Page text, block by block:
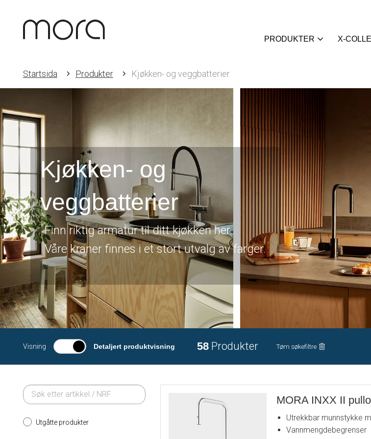
PRODUKTER X-
Startsida Produkter Kjøkken- og veggbatterier
Kjøkken- og
veggbatterier
Finn riktig armatur til ditt kjøkken her.
Våre kraner finnes i et stort utvalg av farger.
Visning Detaljert produktvisning 58 Produkter Tøm søkefiltre
Utgåtte produkter
MORA INXX II
Utrekkbar munnstykke
Vannmengdebegrenser